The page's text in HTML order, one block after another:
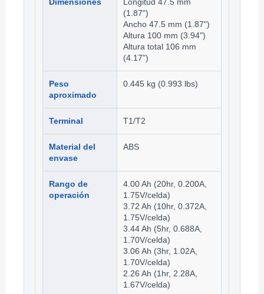
Dimensiones
Longitud 47.5 mm
(1.87")
Ancho 47.5 mm (1.87")
Altura 100 mm (3.94")
Altura total 106 mm
(4.17")
Peso
aproximado
0.445 kg (0.993 lbs)
Terminal T1/T2
Material del
envase
ABS
Rango de
operación
4.00 Ah (20hr, 0.200A,
1.75V/celda)
3.72 Ah (10hr, 0.372A,
1.75V/celda)
3.44 Ah (5hr, 0.688A,
1.70V/celda)
3.06 Ah (3hr, 1.02A,
1.70V/celda)
2.26 Ah (1hr, 2.28A,
1.67V/celda)